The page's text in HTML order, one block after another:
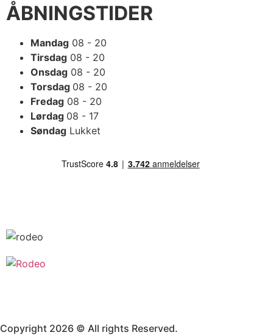
ÅBNINGSTIDER
Mandag 08 - 20
Tirsdag 08 - 20
Onsdag 08 - 20
Torsdag 08 - 20
Fredag 08 - 20
Lørdag 08 - 17
Søndag Lukket
Copyright 2026 © All rights Reserved.